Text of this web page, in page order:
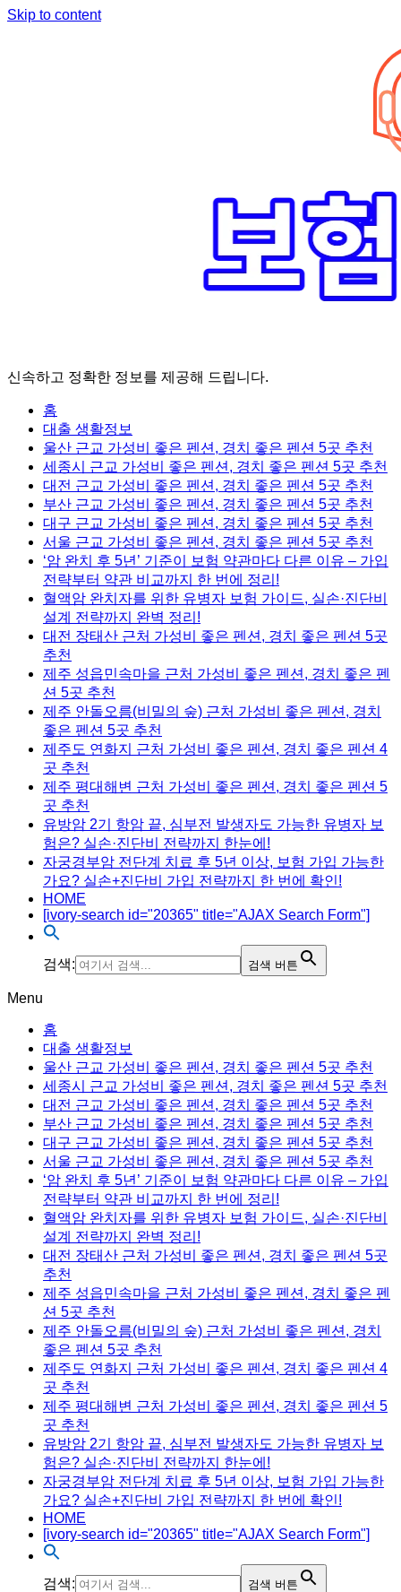
Skip to content
신속하고 정확한 정보를 제공해 드립니다.
홈
대출 생활정보
울산 근교 가성비 좋은 펜션, 경치 좋은 펜션 5곳 추천
세종시 근교 가성비 좋은 펜션, 경치 좋은 펜션 5곳 추천
대전 근교 가성비 좋은 펜션, 경치 좋은 펜션 5곳 추천
부산 근교 가성비 좋은 펜션, 경치 좋은 펜션 5곳 추천
대구 근교 가성비 좋은 펜션, 경치 좋은 펜션 5곳 추천
서울 근교 가성비 좋은 펜션, 경치 좋은 펜션 5곳 추천
‘암 완치 후 5년’ 기준이 보험 약관마다 다른 이유 – 가입
전략부터 약관 비교까지 한 번에 정리!
혈액암 완치자를 위한 유병자 보험 가이드, 실손·진단비
설계 전략까지 완벽 정리!
대전 장태산 근처 가성비 좋은 펜션, 경치 좋은 펜션 5곳
추천
제주 성읍민속마을 근처 가성비 좋은 펜션, 경치 좋은 펜
션 5곳 추천
제주 안돌오름(비밀의 숲) 근처 가성비 좋은 펜션, 경치
좋은 펜션 5곳 추천
제주도 연화지 근처 가성비 좋은 펜션, 경치 좋은 펜션 4
곳 추천
제주 평대해변 근처 가성비 좋은 펜션, 경치 좋은 펜션 5
곳 추천
유방암 2기 항암 끝, 심부전 발생자도 가능한 유병자 보
험은? 실손·진단비 전략까지 한눈에!
자궁경부암 전단계 치료 후 5년 이상, 보험 가입 가능한
가요? 실손+진단비 가입 전략까지 한 번에 확인!
HOME
[ivory-search id="20365" title="AJAX Search Form"]
검색: 검색 버튼
Menu
홈
대출 생활정보
울산 근교 가성비 좋은 펜션, 경치 좋은 펜션 5곳 추천
세종시 근교 가성비 좋은 펜션, 경치 좋은 펜션 5곳 추천
대전 근교 가성비 좋은 펜션, 경치 좋은 펜션 5곳 추천
부산 근교 가성비 좋은 펜션, 경치 좋은 펜션 5곳 추천
대구 근교 가성비 좋은 펜션, 경치 좋은 펜션 5곳 추천
서울 근교 가성비 좋은 펜션, 경치 좋은 펜션 5곳 추천
‘암 완치 후 5년’ 기준이 보험 약관마다 다른 이유 – 가입
전략부터 약관 비교까지 한 번에 정리!
혈액암 완치자를 위한 유병자 보험 가이드, 실손·진단비
설계 전략까지 완벽 정리!
대전 장태산 근처 가성비 좋은 펜션, 경치 좋은 펜션 5곳
추천
제주 성읍민속마을 근처 가성비 좋은 펜션, 경치 좋은 펜
션 5곳 추천
제주 안돌오름(비밀의 숲) 근처 가성비 좋은 펜션, 경치
좋은 펜션 5곳 추천
제주도 연화지 근처 가성비 좋은 펜션, 경치 좋은 펜션 4
곳 추천
제주 평대해변 근처 가성비 좋은 펜션, 경치 좋은 펜션 5
곳 추천
유방암 2기 항암 끝, 심부전 발생자도 가능한 유병자 보
험은? 실손·진단비 전략까지 한눈에!
자궁경부암 전단계 치료 후 5년 이상, 보험 가입 가능한
가요? 실손+진단비 가입 전략까지 한 번에 확인!
HOME
[ivory-search id="20365" title="AJAX Search Form"]
검색: 검색 버튼